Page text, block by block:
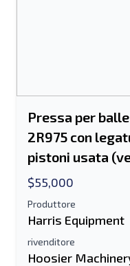
Pressa per
2R975 con
pistoni usata
$55,000
Produttore
Harris Equipment
rivenditore
Hoosier